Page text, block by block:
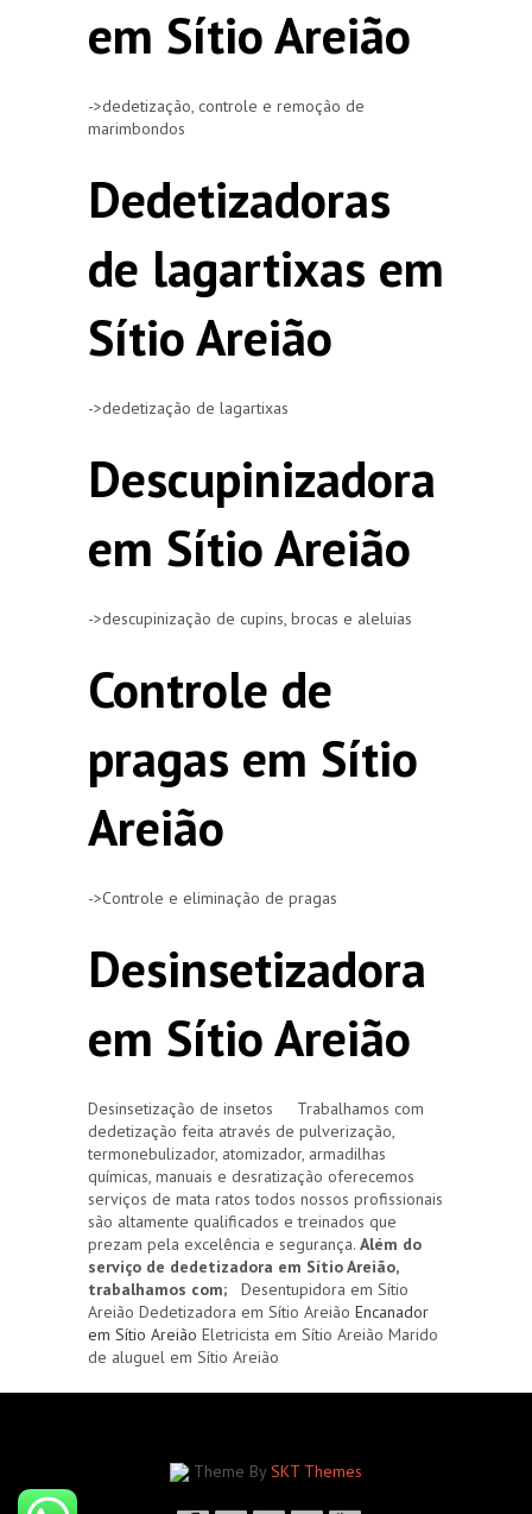
em Sítio Areião
->dedetização, controle e remoção de
marimbondos
Dedetizadoras
de lagartixas em
Sítio Areião
->dedetização de lagartixas
Descupinizadora
em Sítio Areião
->descupinização de cupins, brocas e aleluias
Controle de
pragas em Sítio
Areião
->Controle e eliminação de pragas
Desinsetizadora
em Sítio Areião
Desinsetização de insetos Trabalhamos com
dedetização feita através de pulverização,
termonebulizador, atomizador, armadilhas
químicas, manuais e desratização oferecemos
serviços de mata ratos todos nossos profissionais
são altamente qualificados e treinados que
prezam pela excelência e segurança. Além do
serviço de dedetizadora em Sítio Areião,
trabalhamos com; Desentupidora em Sítio
Areião Dedetizadora em Sítio Areião Encanador
em Sítio Areião Eletricista em Sítio Areião Marido
de aluguel em Sítio Areião
Theme By SKT Themes